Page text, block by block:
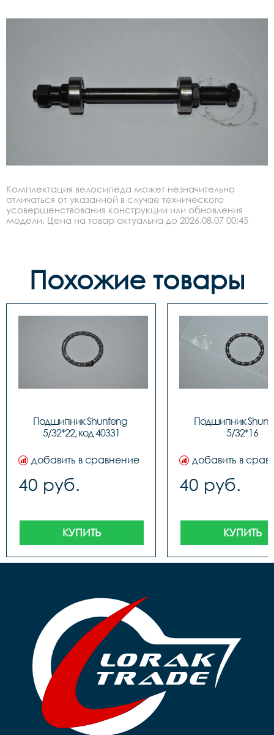
Комплектация велосипеда может незначительно
отличаться от указанной в случае технического
усовершенствования конструкции или обновления
модели. Цена на товар актуальна до 2026.08.07 00:45
Похожие товары
Подшипник Shunfeng
5/32*22, код 40331
добавить в сравнение
40 руб.
КУПИТЬ
Подшипник
5/32*16
добавить в
40 руб.
КУПИТЬ